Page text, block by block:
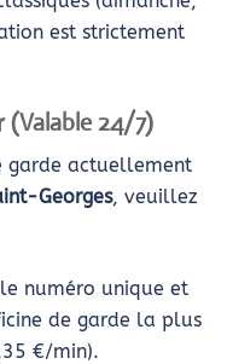
est strictement
(Valable 24/7)
garde actuellement
Georges, veuillez
le numéro unique et
de garde la plus
€/min).